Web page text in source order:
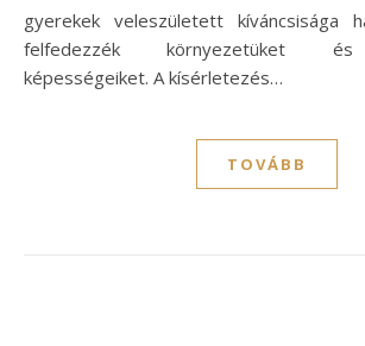
gyerekek veleszületett kíváncsisága
felfedezzék környezetüket és
képességeiket. A kísérletezés…
TOVÁBB